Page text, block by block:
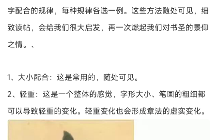
字配合的规律，每种规律各选一例。这些方法随处可见，细
致读帖，会给我们很大启发，再一次燃起我们对书圣的景仰
之情。、
1、大小配合：这是常用的，随处可见。
2、轻重：这是一个整体的感觉，字形大小、笔画的粗细都
可以导致轻重的变化。轻重变化也会形成章法的虚实变化。